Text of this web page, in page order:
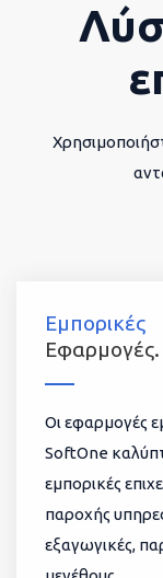
Εμπορικές
Εφαρμογές.
Οι εφαρμογές
SoftOne
εμπορικές
παροχής
εξαγωγικές,